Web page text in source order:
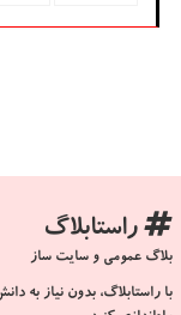
راستابلاگ
بلاگ عمومی و سایت ساز
با راستابلاگ، بدون نیاز به